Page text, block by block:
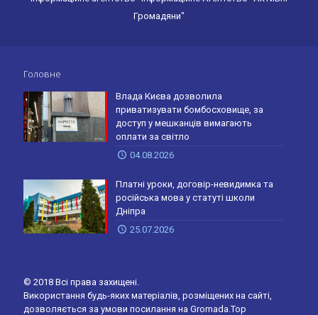
Громадяни"
Головне
Влада Києва дозволила
приватизувати бомбосховище, за
доступ у мешканців вимагають
оплати за світло
04.08.2026
Платні уроки, договір-невидимка та
російська мова у статуті школи
Дніпра
25.07.2026
© 2018 Всі права захищені.
Використання будь-яких матеріалів, розміщених на сайті,
дозволяється за умови посилання на Gromada.Top